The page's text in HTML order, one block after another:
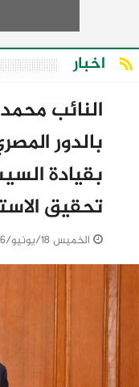
اخبار
النائب
بالدور
بقيادة
تحقيق
الخميس 18/يونيو/2026 - 10:39 ص